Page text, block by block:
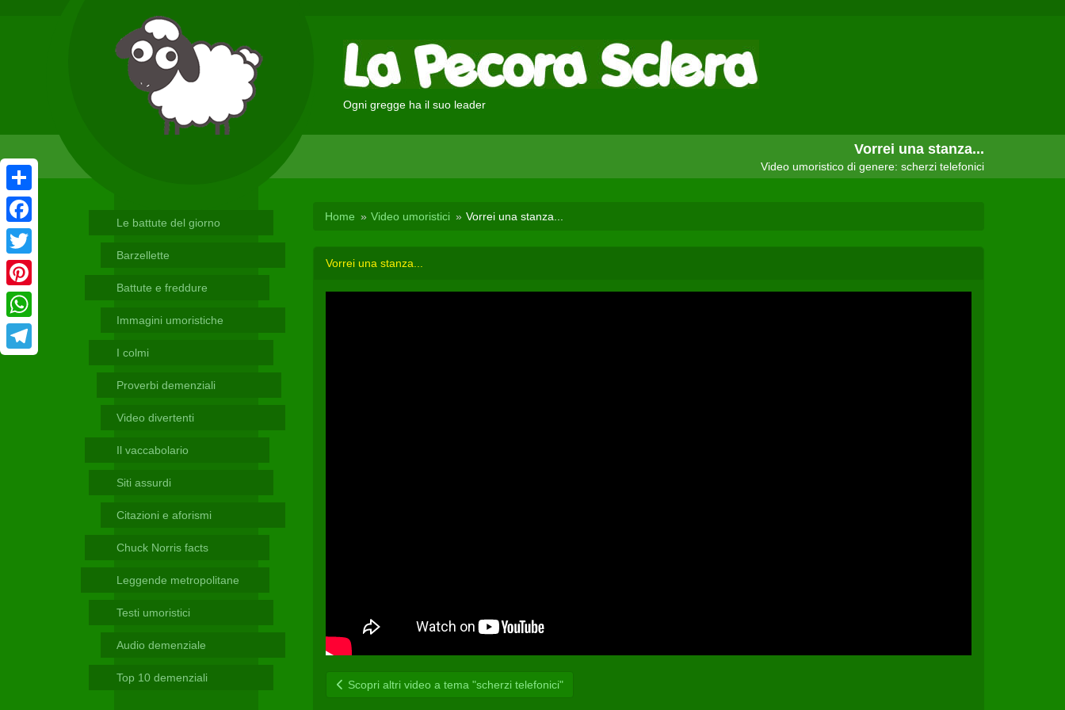
Ogni gregge ha il suo leader
Vorrei una stanza...
Video umoristico di genere: scherzi telefonici
Le battute del giorno
Barzellette
Battute e freddure
Immagini umoristiche
I colmi
Proverbi demenziali
Video divertenti
Il vaccabolario
Siti assurdi
Citazioni e aforismi
Chuck Norris facts
Leggende metropolitane
Testi umoristici
Audio demenziale
Top 10 demenziali
Home Video umoristici Vorrei una stanza...
Vorrei una stanza...
Scopri altri video a tema "scherzi telefonici"
Condividi
Facebook
Twitter
Pinterest
WhatsApp